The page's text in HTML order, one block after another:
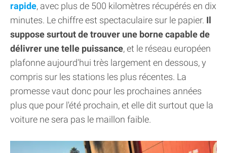
rapide, avec plus de 500 kilomètres récupérés en dix
minutes. Le chiffre est spectaculaire sur le papier. Il
suppose surtout de trouver une borne capable de
délivrer une telle puissance, et le réseau européen
plafonne aujourd'hui très largement en dessous, y
compris sur les stations les plus récentes. La
promesse vaut donc pour les prochaines années
plus que pour l'été prochain, et elle dit surtout que la
voiture ne sera pas le maillon faible.